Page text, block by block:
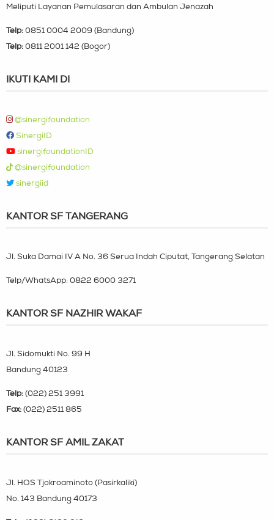
Meliputi Layanan Pemulasaran dan Ambulan Jenazah
Telp: 0851 0004 2009 (Bandung)
Telp: 0811 2001 142 (Bogor)
IKUTI KAMI DI
@sinergifoundation
SinergiID
sinergifoundationID
@sinergifoundation
sinergiid
KANTOR SF TANGERANG
Jl. Suka Damai IV A No. 36 Serua Indah Ciputat, Tangerang Selatan
Telp/WhatsApp: 0822 6000 3271
KANTOR SF NAZHIR WAKAF
Jl. Sidomukti No. 99 H
Bandung 40123
Telp: (022) 251 3991
Fax: (022) 2511 865
KANTOR SF AMIL ZAKAT
Jl. HOS Tjokroaminoto (Pasirkaliki)
No. 143 Bandung 40173